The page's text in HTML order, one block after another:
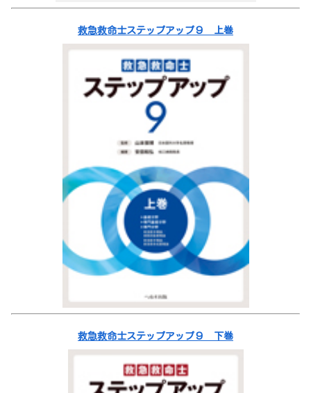
救急救命士ステップアップ９ 上巻
救急救命士ステップアップ９ 下巻